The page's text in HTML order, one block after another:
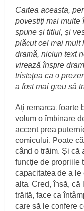
Cartea aceasta,
povestiţi mai multe
spune şi titlul, şi
plăcut cel mai mult
dramă, niciun text
virează înspre
tristeţea ca o
a fost mai greu să
Ați remarcat foarte
volum o îmbinare
accent prea
comicului. Poate
când o trăim. Și că
funcție de propriile
capacitatea de a le
alta. Cred, însă, că
trăită, face ca
care să le confere